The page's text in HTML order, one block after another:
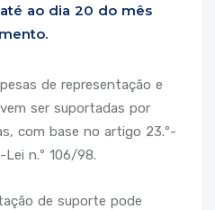
ao dia 20 do mês
de representação e
ser suportadas por
com base no artigo 23.º-
n.º 106/98.
de suporte pode